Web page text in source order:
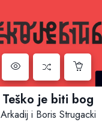
Teško je biti bog
Arkadij i Boris Strugacki